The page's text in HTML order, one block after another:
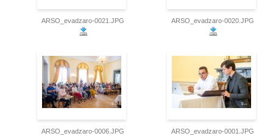
ARSO_evadzaro-0021.JPG ARSO_evadzaro-0020.JPG
ARSO_evadzaro-0006.JPG ARSO_evadzaro-0001.JPG